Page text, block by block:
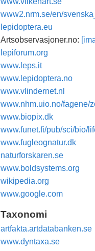
www2.nrm.se/en/
lepidoptera.eu
Artsobservasjoner.no:
lepiforum.org
www.leps.it
www.lepidoptera.no
www.vlindernet.nl
www.nhm.uio.no/fagene/
www.biopix.dk
www.funet.fi/pub/sci/bio/
www.fugleognatur.dk
naturforskaren.se
www.boldsystems.org
wikipedia.org
www.google.com
Taxonomi
artfakta.artdatabanken.se
www.dyntaxa.se